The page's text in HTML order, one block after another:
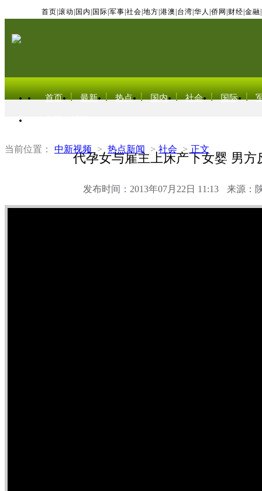
首页 滚动 国内 国际 军事 社会 地方 港澳 台湾 华人 侨网 财经 金融
首页 最新 热点 国内 社会 国际
当前位置： 中新视频 > 热点新闻 > 社会 > 正文
代孕女与雇主上床产下女婴 男方
发布时间：2013年07月22日 11:13 来源：